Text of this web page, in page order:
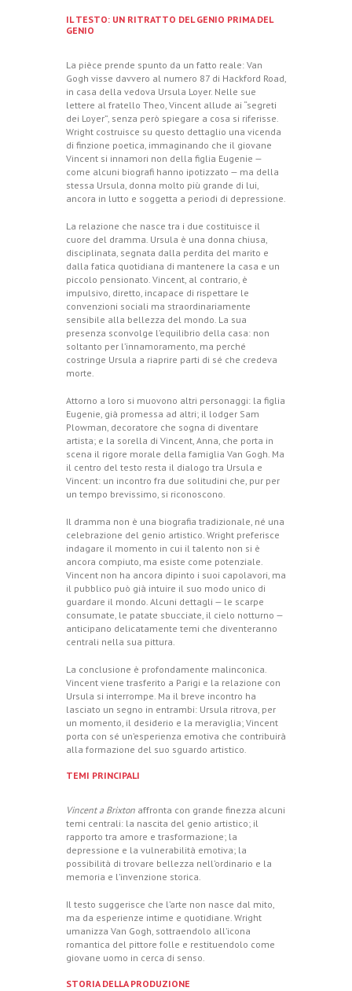
IL TESTO: UN RITRATTO DEL GENIO PRIMA DEL
GENIO
La pièce prende spunto da un fatto reale: Van
Gogh visse davvero al numero 87 di Hackford Road,
in casa della vedova Ursula Loyer. Nelle sue
lettere al fratello Theo, Vincent allude ai “segreti
dei Loyer”, senza però spiegare a cosa si riferisse.
Wright costruisce su questo dettaglio una vicenda
di finzione poetica, immaginando che il giovane
Vincent si innamori non della figlia Eugenie —
come alcuni biografi hanno ipotizzato — ma della
stessa Ursula, donna molto più grande di lui,
ancora in lutto e soggetta a periodi di depressione.
La relazione che nasce tra i due costituisce il
cuore del dramma. Ursula è una donna chiusa,
disciplinata, segnata dalla perdita del marito e
dalla fatica quotidiana di mantenere la casa e un
piccolo pensionato. Vincent, al contrario, è
impulsivo, diretto, incapace di rispettare le
convenzioni sociali ma straordinariamente
sensibile alla bellezza del mondo. La sua
presenza sconvolge l’equilibrio della casa: non
soltanto per l’innamoramento, ma perché
costringe Ursula a riaprire parti di sé che credeva
morte.
Attorno a loro si muovono altri personaggi: la figlia
Eugenie, già promessa ad altri; il lodger Sam
Plowman, decoratore che sogna di diventare
artista; e la sorella di Vincent, Anna, che porta in
scena il rigore morale della famiglia Van Gogh. Ma
il centro del testo resta il dialogo tra Ursula e
Vincent: un incontro fra due solitudini che, pur per
un tempo brevissimo, si riconoscono.
Il dramma non è una biografia tradizionale, né una
celebrazione del genio artistico. Wright preferisce
indagare il momento in cui il talento non si è
ancora compiuto, ma esiste come potenziale.
Vincent non ha ancora dipinto i suoi capolavori, ma
il pubblico può già intuire il suo modo unico di
guardare il mondo. Alcuni dettagli — le scarpe
consumate, le patate sbucciate, il cielo notturno —
anticipano delicatamente temi che diventeranno
centrali nella sua pittura.
La conclusione è profondamente malinconica.
Vincent viene trasferito a Parigi e la relazione con
Ursula si interrompe. Ma il breve incontro ha
lasciato un segno in entrambi: Ursula ritrova, per
un momento, il desiderio e la meraviglia; Vincent
porta con sé un’esperienza emotiva che contribuirà
alla formazione del suo sguardo artistico.
TEMI PRINCIPALI
Vincent a Brixton affronta con grande finezza alcuni
temi centrali: la nascita del genio artistico; il
rapporto tra amore e trasformazione; la
depressione e la vulnerabilità emotiva; la
possibilità di trovare bellezza nell’ordinario e la
memoria e l’invenzione storica.
Il testo suggerisce che l’arte non nasce dal mito,
ma da esperienze intime e quotidiane. Wright
umanizza Van Gogh, sottraendolo all’icona
romantica del pittore folle e restituendolo come
giovane uomo in cerca di senso.
STORIA DELLA PRODUZIONE